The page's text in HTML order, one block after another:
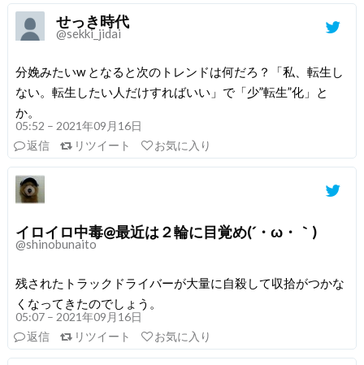
せっき時代
@sekki_jidai
分娩みたいw となると次のトレンドは何だろ？「私、転生し
ない。転生したい人だけすればいい」で「少”転生”化」と
か。
05:52 – 2021年09月16日
返信
リツイート お気に入り
イロイロ中毒@最近は２輪に目覚め(´・ω・｀)
@shinobunaito
残されたトラックドライバーが大量に自殺して収拾がつかな
くなってきたのでしょう。
05:07 – 2021年09月16日
返信
リツイート お気に入り